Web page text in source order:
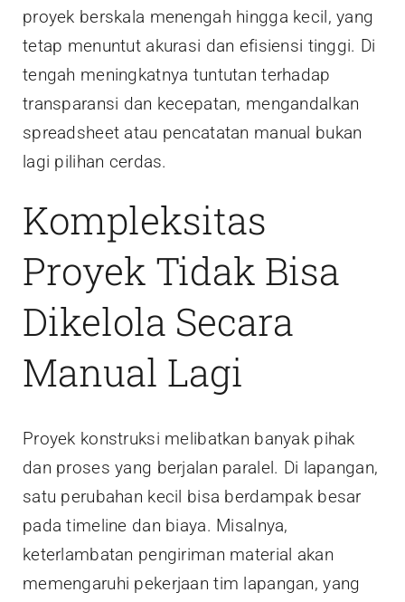
proyek berskala menengah hingga kecil, yang
tetap menuntut akurasi dan efisiensi tinggi. Di
tengah meningkatnya tuntutan terhadap
transparansi dan kecepatan, mengandalkan
spreadsheet atau pencatatan manual bukan
lagi pilihan cerdas.
Kompleksitas
Proyek Tidak Bisa
Dikelola Secara
Manual Lagi
Proyek konstruksi melibatkan banyak pihak
dan proses yang berjalan paralel. Di lapangan,
satu perubahan kecil bisa berdampak besar
pada timeline dan biaya. Misalnya,
keterlambatan pengiriman material akan
memengaruhi pekerjaan tim lapangan, yang